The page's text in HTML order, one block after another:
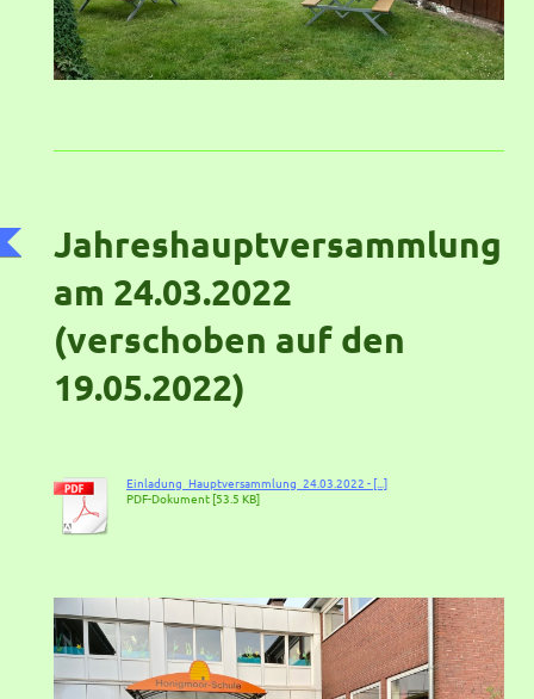
Jahreshauptversammlung
am 24.03.2022
(verschoben auf den
19.05.2022)
Einladung_Hauptversammlung_24.03.2022 - [...]
PDF-Dokument [53.5 KB]